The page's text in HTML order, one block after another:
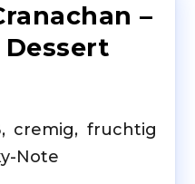
–
cremig, fruchtig
Note